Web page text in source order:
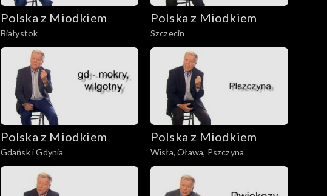
Polska z Miodkiem
Białystok
Polska z Miodkiem
Szczecin
Polska z Miodkiem
Gdańsk i Gdynia
Polska z Miodkiem
Wisła, Oława, Pszczyna